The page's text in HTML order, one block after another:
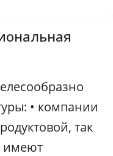
• компании
так
имеют